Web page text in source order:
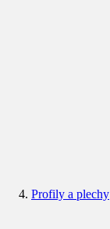
Profily a plechy